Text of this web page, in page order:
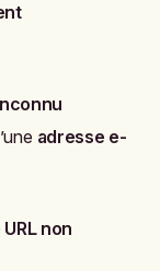
adresse e-
non